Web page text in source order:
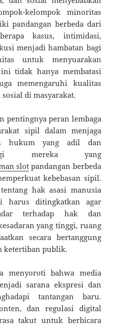
kelompok minoritas
pandangan berbeda dari
kasus, intimidasi,
menjadi hambatan bagi
untuk menyuarakan
tidak hanya membatasi
memengaruhi kualitas
di masyarakat.
pentingnya peran lembaga
sipil dalam menjaga
hukum yang adil dan
mereka yang
slot pandangan berbeda
kebebasan sipil.
hak asasi manusia
harus ditingkatkan agar
terhadap hak dan
yang tinggi, ruang
secara bertanggung
ketertiban publik.
menyoroti bahwa media
sarana ekspresi dan
tantangan baru.
dan regulasi digital
takut untuk berbicara